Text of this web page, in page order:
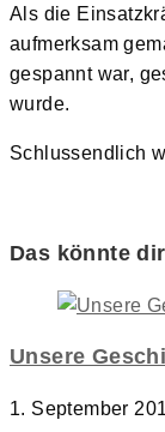
Als die
aufmerksam
gespannt war,
wurde.
Schlussendlich
Das könnte
Unsere
1. September